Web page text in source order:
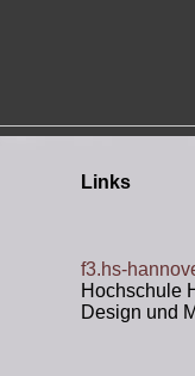
Links
f3.hs-
Hochschule
Design und